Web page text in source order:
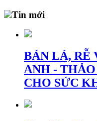
Tin mới
BÁN LÁ, RỄ
ANH -
CHO SỨC